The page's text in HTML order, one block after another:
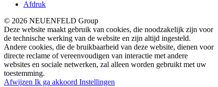
Afdruk
© 2026 NEUENFELD Group
Deze website maakt gebruik van cookies, die noodzakelijk zijn voor
de technische werking van de website en zijn altijd ingesteld.
Andere cookies, die de bruikbaarheid van deze website, dienen voor
directe reclame of vereenvoudigen van interactie met andere
websites en sociale netwerken, zal alleen worden gebruikt met uw
toestemming.
Afwijzen Ik ga akkoord Instellingen